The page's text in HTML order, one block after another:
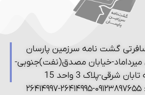
گشت نامه سرزمین پارسان
میرداماد-خیابان مصدق(نفت)جنوبی-
شرقی-پلاک 3 واحد 15